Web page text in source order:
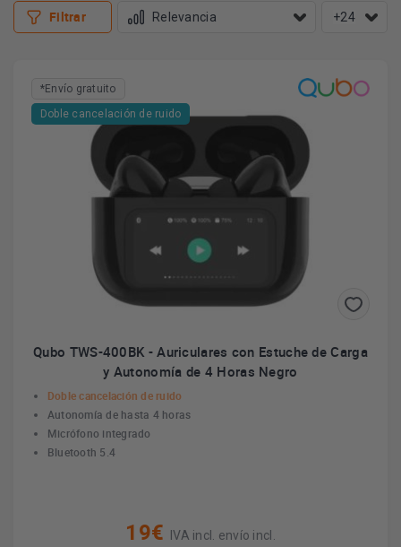
Filtrar +24
*Envío gratuito
Doble cancelación de ruido
Qubo TWS-400BK - Auriculares con Estuche de Carga
y Autonomía de 4 Horas Negro
Doble cancelación de ruido
Autonomía de hasta 4 horas
Micrófono integrado
Bluetooth 5.4
19€ IVA incl. envío incl.